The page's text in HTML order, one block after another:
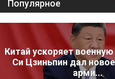
Популярное
Китай ускоряет
Си Цзиньпин дал
арми...